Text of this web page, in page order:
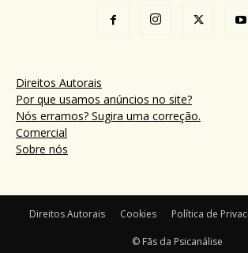
Direitos Autorais
Por que usamos anúncios no site?
Nós erramos? Sugira uma correção.
Comercial
Sobre nós
Direitos Autorais Cookies Política de
© Fãs da Psicanálise